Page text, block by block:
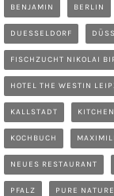
BENJAMIN BERLIN
DUESSELDORF
FISCHZUCHT NIKOLAI
HOTEL THE WESTIN
KALLSTADT
KOCHBUCH
NEUES RESTAURANT
PFALZ PURE NATURE